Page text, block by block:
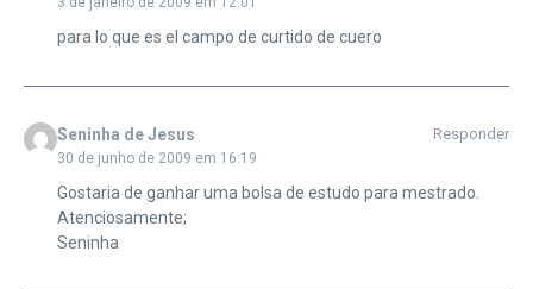
para lo que es el campo de curtido de cuero
Seninha de Jesus
30 de junho de 2009 em 16:19
Responder
Gostaria de ganhar uma bolsa de estudo para mestrado.
Atenciosamente;
Seninha